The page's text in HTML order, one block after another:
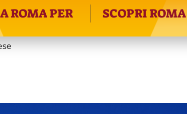
A ROMA PER SCOPRI ROMA